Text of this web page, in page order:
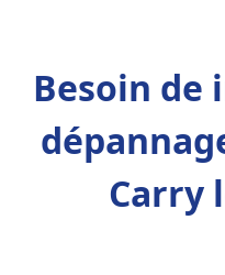
Besoin
Carry